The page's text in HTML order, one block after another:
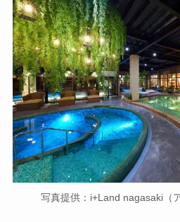
写真提供：i+Land nagasaki（